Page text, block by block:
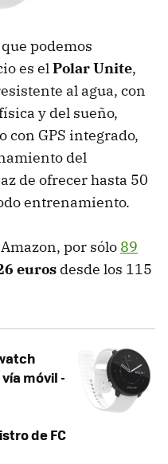
podemos
es elPolar Unite,
al agua, con
y del sueño,
con GPS integrado,
del
de ofrecer hasta 50
entrenamiento.
por sólo 89
euros desde los 115
móvil -
de FC